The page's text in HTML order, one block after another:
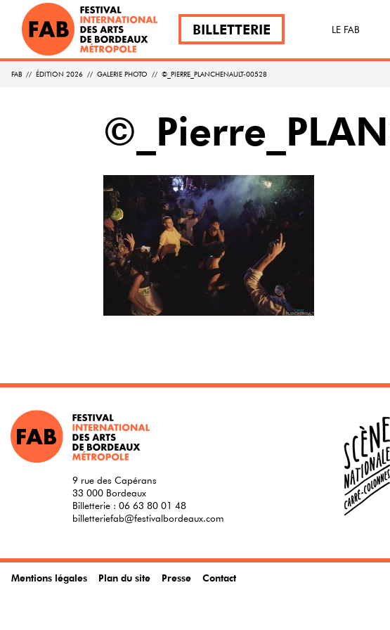
BILLETTERIE LE FAB
FAB // ÉDITION 2026 // GALERIE PHOTO // ©_PIERRE_PLANCHENAULT-00528
9 rue des Capérans
33 000 Bordeaux
Billetterie : 06 63 80 01 48
billetteriefab@festivalbordeaux.com
Mentions légales Plan du site Presse Contact